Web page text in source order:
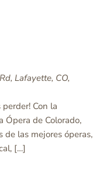
Lafayette, CO,
Con la
Ópera de Colorado,
de las mejores óperas,
[…]